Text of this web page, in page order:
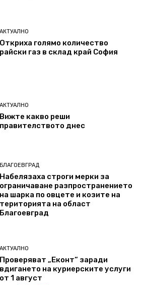
АКТУАЛНО
Откриха голямо количество
райски газ в склад край София
АКТУАЛНО
Вижте какво реши
правителството днес
БЛАГОЕВГРАД
Набелязаха строги мерки за
ограничаване разпространението
на шарка по овцете и козите на
територията на област
Благоевград
АКТУАЛНО
Проверяват „Еконт“ заради
вдигането на куриерските услуги
от 1 август